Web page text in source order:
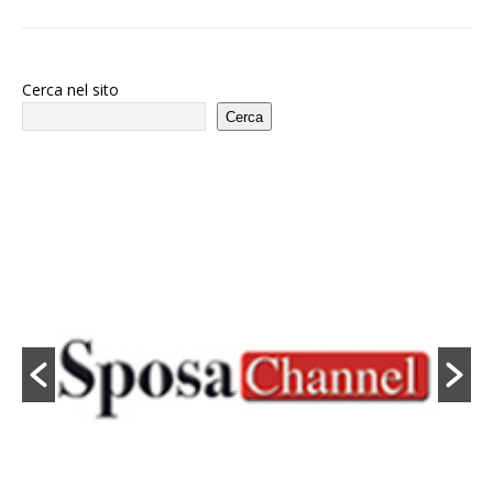
Cerca nel sito
Cerca